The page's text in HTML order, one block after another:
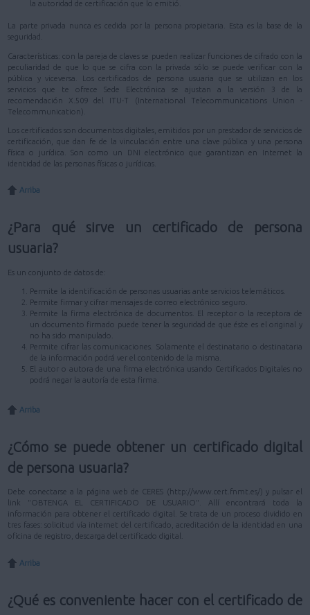
la autoridad de certificación que lo emitió.
La parte privada nunca es cedida por la persona propietaria. Esta es la base de la
seguridad.
Características: con la pareja de claves se pueden realizar funciones de cifrado con la
peculiaridad de que lo que se cifra con la privada sólo se puede verificar con la
pública y viceversa. Los certificados de persona usuaria que se utilizan en los
servicios que te ofrece Sede Electrónica se ajustan a la versión 3 de la
recomendación X.509 del ITU-T (International Telecommunications Union -
Telecommunication).
Los certificados son documentos digitales, emitidos por un prestador de servicios de
certificación, que dan fe de la vinculación entre una clave pública y una persona
física o jurídica. Son como un DNI electrónico que garantizan en Internet la
identidad de las personas físicas o jurídicas.
Arriba
¿Para qué sirve un certificado de persona
usuaria?
Es un conjunto de datos de:
Permite la identificación de personas usuarias ante servicios telemáticos.
Permite firmar y cifrar mensajes de correo electrónico seguro.
Permite la firma electrónica de documentos. El receptor o la receptora de
un documento firmado puede tener la seguridad de que éste es el original y
no ha sido manipulado.
Permite cifrar las comunicaciones. Solamente el destinatario o destinataria
de la información podrá ver el contenido de la misma.
El autor o autora de una firma electrónica usando Certificados Digitales no
podrá negar la autoría de esta firma.
Arriba
¿Cómo se puede obtener un certificado digital
de persona usuaria?
Debe conectarse a la página web de CERES (http://www.cert.fnmt.es/) y pulsar el
link "OBTENGA EL CERTIFICADO DE USUARIO". Allí encontrará toda la
información para obtener el certificado digital. Se trata de un proceso dividido en
tres fases: solicitud vía internet del certificado, acreditación de la identidad en una
oficina de registro, descarga del certificado digital.
Arriba
¿Qué es conveniente hacer con el certificado de